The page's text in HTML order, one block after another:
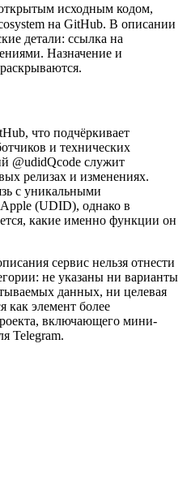
исходным кодом,
на GitHub. В описании
детали: ссылка на
Назначение и
что подчёркивает
и технических
@udidQcode служит
релизах и изменениях.
с уникальными
(UDID), однако в
какие именно функции он
сервис нельзя отнести
не указаны ни варианты
данных, ни целевая
как элемент более
включающего мини-
Telegram.